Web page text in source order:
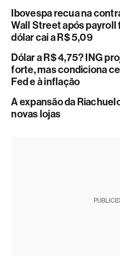
Ibovespa recua na
Wall Street após payroll
dólar cai a R$ 5,09
Dólar a R$ 4,75? ING
forte, mas condiciona
Fed e à inflação
A expansão da
novas lojas